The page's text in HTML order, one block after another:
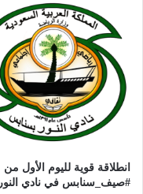
انطلاقة قوية لليوم الأول من
#صيف_سنابس في نادي النور